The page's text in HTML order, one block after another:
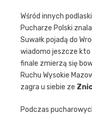
Wśród innych
Pucharze Polski
Suwałk pojadą do
wiadomo jeszcze kto
finale zmierzą się
Ruchu Wysokie
zagra u siebie ze
Podczas